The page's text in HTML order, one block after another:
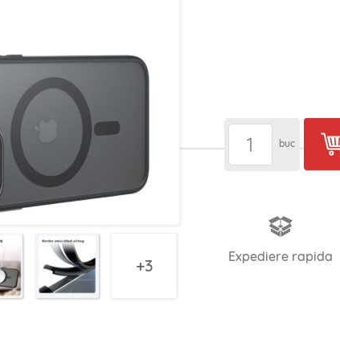
3
buc
Expediere rapida